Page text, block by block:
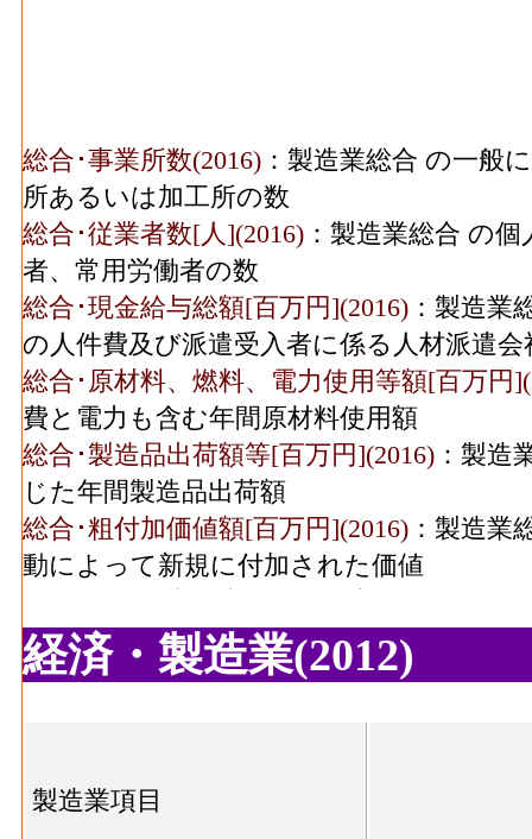
総合･事業所数(2016) ：製造業総合 の一般
所あるいは加工所の数
総合･従業者数[人](2016) ：製造業総合 の
者、常用労働者の数
総合･現金給与総額[百万円](2016) ：製造業
の人件費及び派遣受入者に係る人材派遣
総合･原材料、燃料、電力使用等額[百万円
費と電力も含む年間原材料使用額
総合･製造品出荷額等[百万円](2016) ：製造
じた年間製造品出荷額
総合･粗付加価値額[百万円](2016) ：製造業
動によって新規に付加された価値
人以上事業所における有形固定資産年末現
食料品･事業所数(2016)：食料品製造業 の
従業者、常用労働者の数
食料品･現金給与総額[百万円](2016)
経済・製造業(2012)
製造業項目